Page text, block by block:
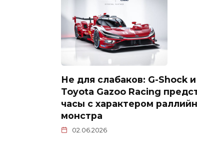
Не для слабаков: G-Shock и
Toyota Gazoo Racing
часы с характером
монстра
02.06.2026